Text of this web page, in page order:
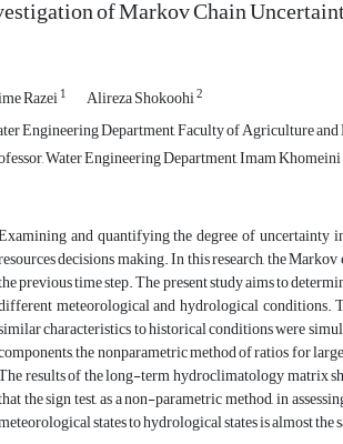
of Markov Chain
Razei1 Alireza Shokoohi2
Engineering Department, Faculty of Agriculture
Water Engineering Department, Imam
and quantifying the degree of uncertainty
decisions making. In this research, the
previous time step. The present study aims to
meteorological and hydrological conditions.
characteristics to historical conditions were
the nonparametric method of ratios for
results of the long-term hydroclimatology matrix
the sign test, as a non-parametric method, in
states to hydrological states is almost